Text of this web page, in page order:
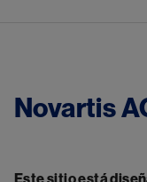
Novartis